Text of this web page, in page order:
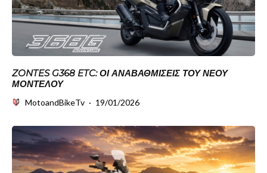
ZONTES G368 ETC: ΟΙ ΑΝΑΒΑΘΜΊΣΕΙΣ ΤΟΥ ΝΈΟΥ
ΜΟΝΤΈΛΟΥ
MotoandBikeTv · 19/01/2026